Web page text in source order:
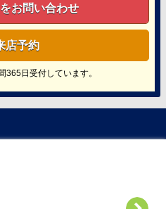
お問い合わせ
店予約
365日受付しています。